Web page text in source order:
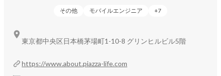
その他 モバイルエンジニア +7
https://www.about.piazza-life.com
東京都中央区日本橋茅場町1-10-8 グリンヒルビル5階